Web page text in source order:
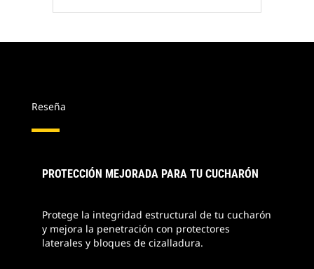
Reseña
PROTECCIÓN MEJORADA PARA TU CUCHARÓN
Protege la integridad estructural de tu cucharón
y mejora la penetración con protectores
laterales y bloques de cizalladura.